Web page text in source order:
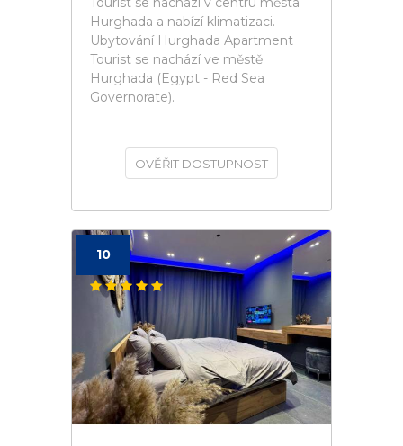
Hurghada a nabízí klimatizaci.
Ubytování Hurghada Apartment
Tourist se nachází ve městě
Hurghada (Egypt - Red Sea
Governorate).
OVĚŘIT DOSTUPNOST
10